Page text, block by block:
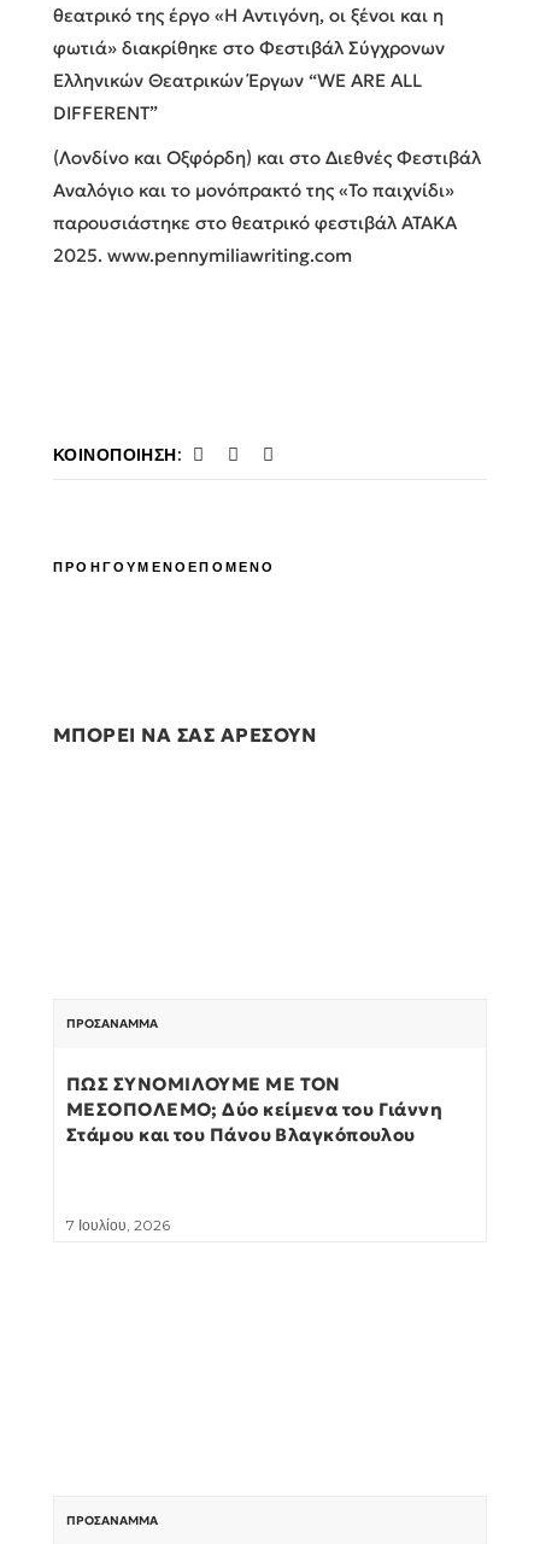
θεατρικό της έργο «Η Αντιγόνη, οι ξένοι και η
φωτιά» διακρίθηκε στο Φεστιβάλ Σύγχρονων
Ελληνικών Θεατρικών Έργων “WE ARE ALL
DIFFERENT”
(Λονδίνο και Οξφόρδη) και στο Διεθνές Φεστιβάλ
Αναλόγιο και το μονόπρακτό της «Το παιχνίδι»
παρουσιάστηκε στο θεατρικό φεστιβάλ ΑΤΑΚΑ
2025. www.pennymiliawriting.com
ΚΟΙΝΟΠΟΊΗΣΗ:
ΠΡΟΗΓΟΥΜΕΝΟΕΠΟΜΕΝΟ
ΜΠΟΡΕΙ ΝΑ ΣΑΣ ΑΡΕΣΟΥΝ
ΠΡΟΣΆΝΑΜΜΑ
ΠΩΣ ΣΥΝΟΜΙΛΟΥΜΕ ΜΕ ΤΟΝ
ΜΕΣΟΠΟΛΕΜΟ; Δύο κείμενα του Γιάννη
Στάμου και του Πάνου Βλαγκόπουλου
7 Ιουλίου, 2026
ΠΡΟΣΆΝΑΜΜΑ